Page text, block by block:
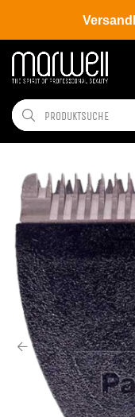
Shop Brands